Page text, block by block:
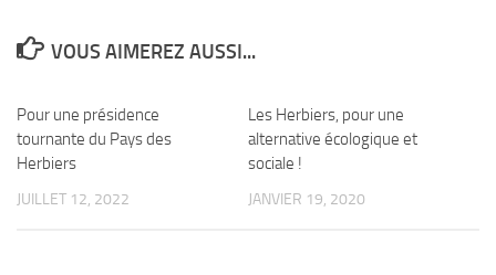
VOUS AIMEREZ AUSSI...
Pour une présidence
tournante du Pays des
Herbiers
JUILLET 12, 2022
Les Herbiers, pour une
alternative écologique et
sociale !
JANVIER 19, 2020